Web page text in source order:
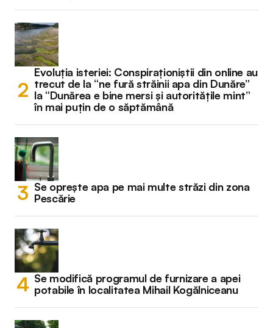
Evoluția isteriei: Conspiraționiștii din online au
trecut de la “ne fură străinii apa din Dunăre”
la “Dunărea e bine mersi și autoritățile mint”
în mai puțin de o săptămână
Se oprește apa pe mai multe străzi din zona
Pescărie
Se modifică programul de furnizare a apei
potabile în localitatea Mihail Kogălniceanu